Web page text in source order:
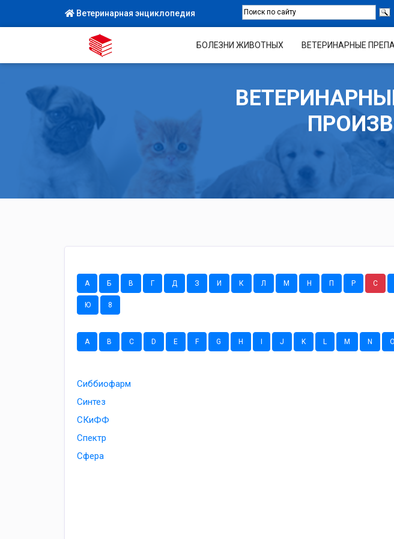
Ветеринарная энциклопедия
БОЛЕЗНИ ЖИВОТНЫХ ВЕТЕРИНАРНЫЕ
А Б В Г Д З И К Л М Н П Р С
Ю 8
A B C D E F G H J K L M N O
Сиббиофарм
Синтез
СКиФФ
Спектр
Сфера